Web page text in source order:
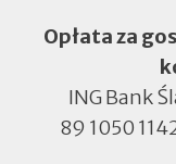
Opłata za
ING Bank
89 1050